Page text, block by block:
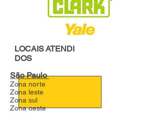
LOCAISATENDI
DOS
São Paulo
Zona norte
Zona leste
Zona sul
Zona oeste